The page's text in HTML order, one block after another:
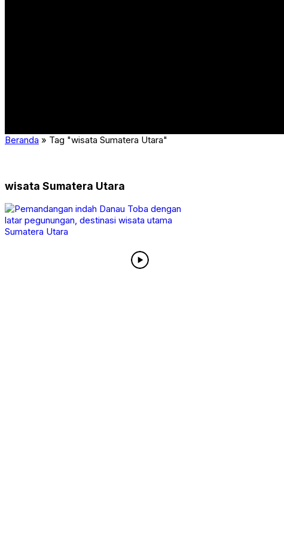
Beranda » Tag "wisata Sumatera Utara"
wisata Sumatera Utara